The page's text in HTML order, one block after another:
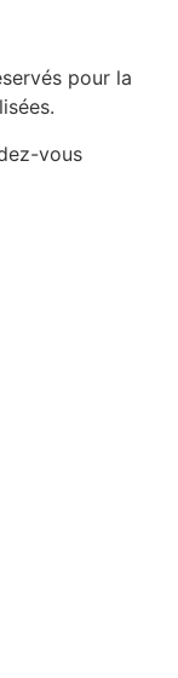
pour la
vous